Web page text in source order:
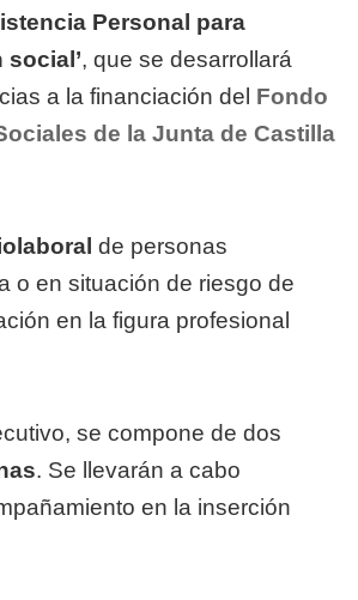
Personal para
, que se desarrollará
a la financiación del Fondo
de la Junta de Castilla
de personas
o en situación de riesgo de
en la figura profesional
se compone de dos
. Se llevarán a cabo
en la inserción